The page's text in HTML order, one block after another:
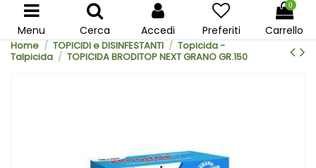
Menu Cerca Accedi Preferiti
0
Carrello
Home TOPICIDI e DISINFESTANTI
Topicida -
Talpicida
TOPICIDA BRODITOP NEXT GRANO GR.150